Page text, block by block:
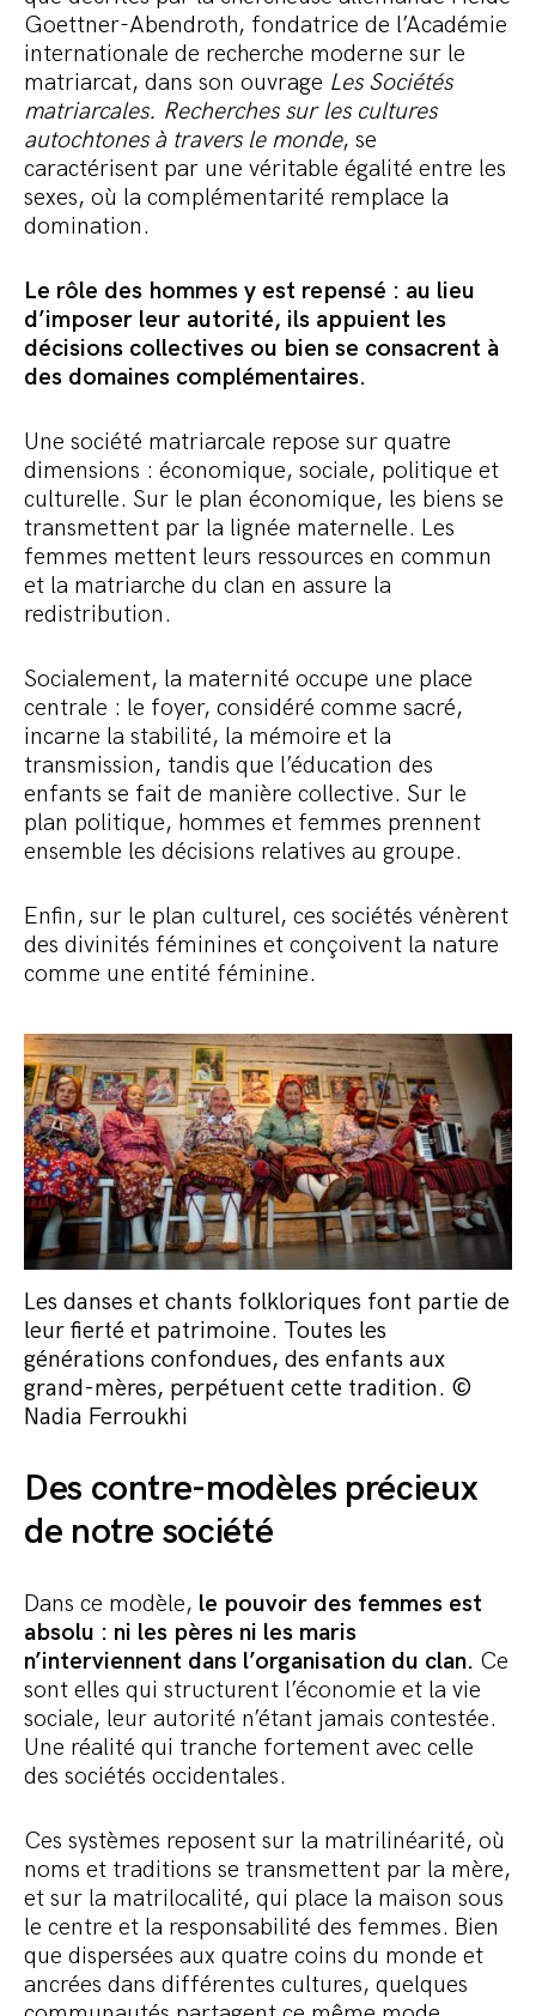
Goettner-Abendroth, fondatrice de l’Académie
internationale de recherche moderne sur le
matriarcat, dans son ouvrage Les Sociétés
matriarcales. Recherches sur les cultures
autochtones à travers le monde, se
caractérisent par une véritable égalité entre les
sexes, où la complémentarité remplace la
domination.
Le rôle des hommes y est repensé : au lieu
d’imposer leur autorité, ils appuient les
décisions collectives ou bien se consacrent à
des domaines complémentaires.
Une société matriarcale repose sur quatre
dimensions : économique, sociale, politique et
culturelle. Sur le plan économique, les biens se
transmettent par la lignée maternelle. Les
femmes mettent leurs ressources en commun
et la matriarche du clan en assure la
redistribution.
Socialement, la maternité occupe une place
centrale : le foyer, considéré comme sacré,
incarne la stabilité, la mémoire et la
transmission, tandis que l’éducation des
enfants se fait de manière collective. Sur le
plan politique, hommes et femmes prennent
ensemble les décisions relatives au groupe.
Enfin, sur le plan culturel, ces sociétés vénèrent
des divinités féminines et conçoivent la nature
comme une entité féminine.
Les danses et chants folkloriques font partie de
leur fierté et patrimoine. Toutes les
générations confondues, des enfants aux
grand-mères, perpétuent cette tradition. ©
Nadia Ferroukhi
Des contre-modèles précieux
de notre société
Dans ce modèle, le pouvoir des femmes est
absolu : ni les pères ni les maris
n’interviennent dans l’organisation du clan. Ce
sont elles qui structurent l’économie et la vie
sociale, leur autorité n’étant jamais contestée.
Une réalité qui tranche fortement avec celle
des sociétés occidentales.
Ces systèmes reposent sur la matrilinéarité, où
noms et traditions se transmettent par la mère,
et sur la matrilocalité, qui place la maison sous
le centre et la responsabilité des femmes. Bien
que dispersées aux quatre coins du monde et
ancrées dans différentes cultures, quelques